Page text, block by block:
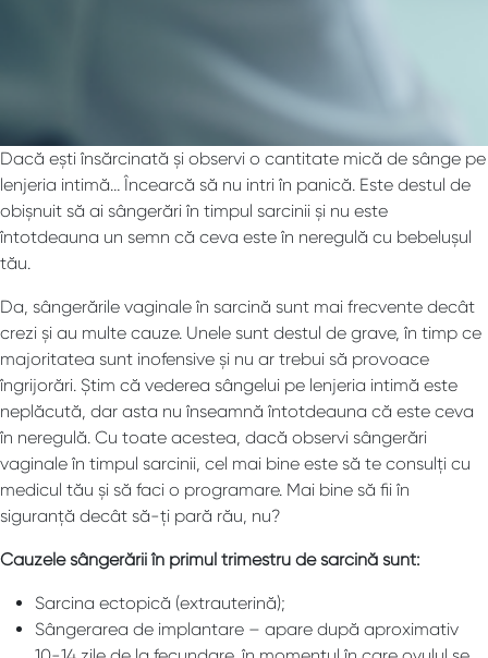
Dacă ești însărcinată și observi o cantitate mică de sânge pe
lenjeria intimă… Încearcă să nu intri în panică. Este destul de
obișnuit să ai sângerări în timpul sarcinii și nu este
întotdeauna un semn că ceva este în neregulă cu bebelușul
tău.
Da, sângerările vaginale în sarcină sunt mai frecvente decât
crezi și au multe cauze. Unele sunt destul de grave, în timp ce
majoritatea sunt inofensive și nu ar trebui să provoace
îngrijorări. Știm că vederea sângelui pe lenjeria intimă este
neplăcută, dar asta nu înseamnă întotdeauna că este ceva
în neregulă. Cu toate acestea, dacă observi sângerări
vaginale în timpul sarcinii, cel mai bine este să te consulți cu
medicul tău și să faci o programare. Mai bine să fii în
siguranță decât să-ți pară rău, nu?
Cauzele sângerării în primul trimestru de sarcină sunt:
Sarcina ectopică (extrauterină);
Sângerarea de implantare – apare după aproximativ